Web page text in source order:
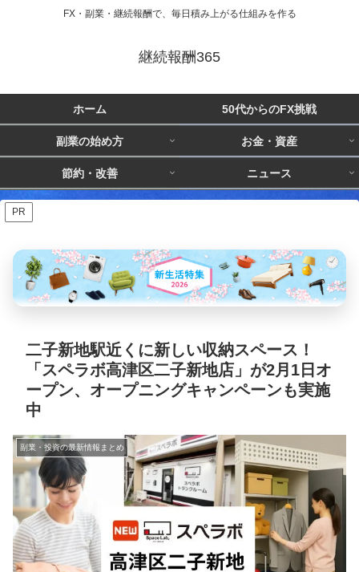
FX・副業・継続報酬で、毎日積み上がる仕組みを作る
継続報酬365
ホーム 50代からのFX挑戦
副業の始め方 お金・資産
節約・改善 ニュース
PR
二子新地駅近くに新しい収納スペース！
「スペラボ高津区二子新地店」が2月1日オ
ープン、オープニングキャンペーンも実施
中
副業・投資の最新情報まとめ